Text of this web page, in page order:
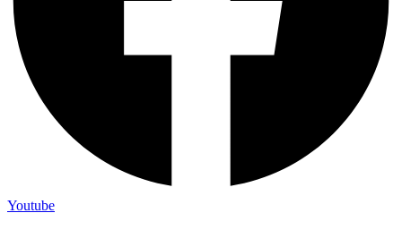
Youtube